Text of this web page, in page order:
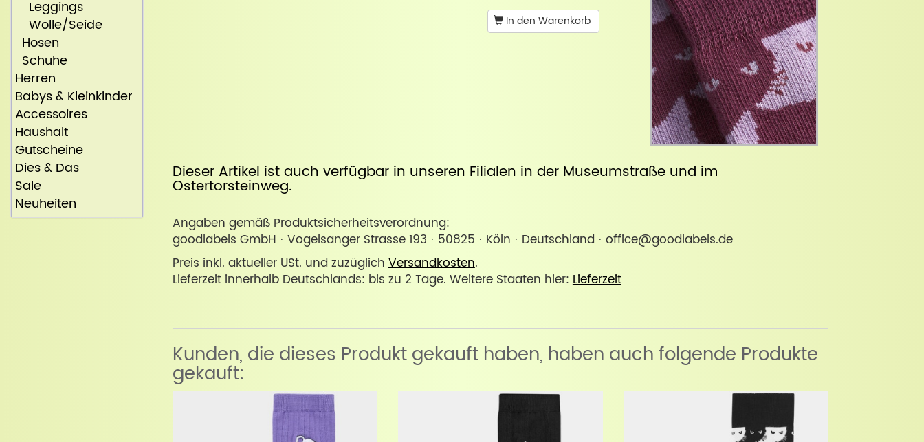
In den Warenkorb
Dieser Artikel ist auch verfügbar in unseren Filialen in der Museumstraßeund im
Ostertorsteinweg.
Angaben gemäß Produktsicherheitsverordnung:
goodlabels GmbH · Vogelsanger Strasse 193 · 50825 · Köln · Deutschland · office@goodlabels.de
Preis inkl. aktueller USt. und zuzüglichVersandkosten.
Lieferzeit innerhalb Deutschlands: bis zu 2 Tage. Weitere Staaten hier:Lieferzeit
Kunden, die dieses Produkt gekauft haben, haben auch folgende Produkte
gekauft:
Leggings
Wolle/Seide
Hosen
Schuhe
Herren
Babys & Kleinkinder
Accessoires
Haushalt
Gutscheine
Dies & Das
Sale
Neuheiten